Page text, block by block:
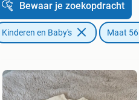
Bewaar je zoekopdracht
Kinderen en Baby's Maat 56